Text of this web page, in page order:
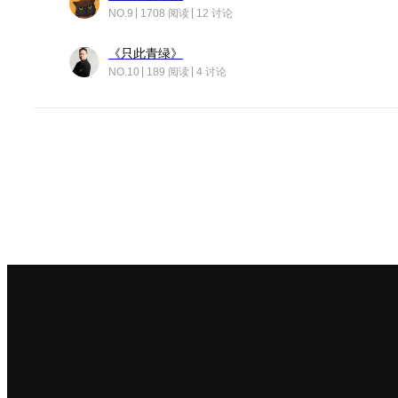
NO.9 1708 阅读 12 讨论
《只此青绿》
NO.10 189 阅读 4 讨论